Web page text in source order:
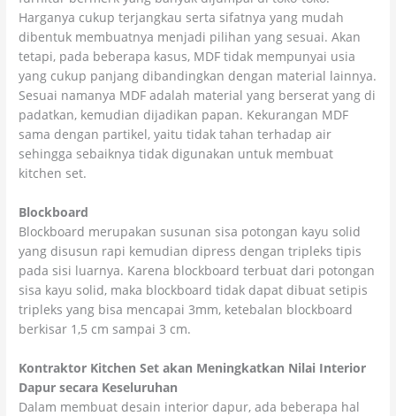
Harganya cukup terjangkau serta sifatnya yang mudah
dibentuk membuatnya menjadi pilihan yang sesuai. Akan
tetapi, pada beberapa kasus, MDF tidak mempunyai usia
yang cukup panjang dibandingkan dengan material lainnya.
Sesuai namanya MDF adalah material yang berserat yang di
padatkan, kemudian dijadikan papan. Kekurangan MDF
sama dengan partikel, yaitu tidak tahan terhadap air
sehingga sebaiknya tidak digunakan untuk membuat
kitchen set.
Blockboard
Blockboard merupakan susunan sisa potongan kayu solid
yang disusun rapi kemudian dipress dengan tripleks tipis
pada sisi luarnya. Karena blockboard terbuat dari potongan
sisa kayu solid, maka blockboard tidak dapat dibuat setipis
tripleks yang bisa mencapai 3mm, ketebalan blockboard
berkisar 1,5 cm sampai 3 cm.
Kontraktor Kitchen Set akan Meningkatkan Nilai Interior
Dapur secara Keseluruhan
Dalam membuat desain interior dapur, ada beberapa hal